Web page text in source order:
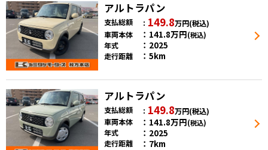
アルトラパン
支払総額 149.8万円(税込)
車両本体
141.8万円(税込)
年式 2025
走行距離 5km
アルトラパン
支払総額 149.8万円(税込)
車両本体
141.8万円(税込)
年式 2025
走行距離 7km